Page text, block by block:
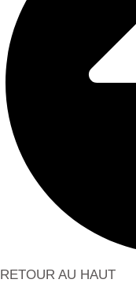
RETOUR AU HAUT